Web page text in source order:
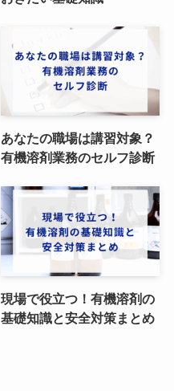
あなたの職場は講習対象？
有機溶剤業務のセルフ診断
現場で役立つ！有機溶剤の
基礎知識と安全対策まとめ